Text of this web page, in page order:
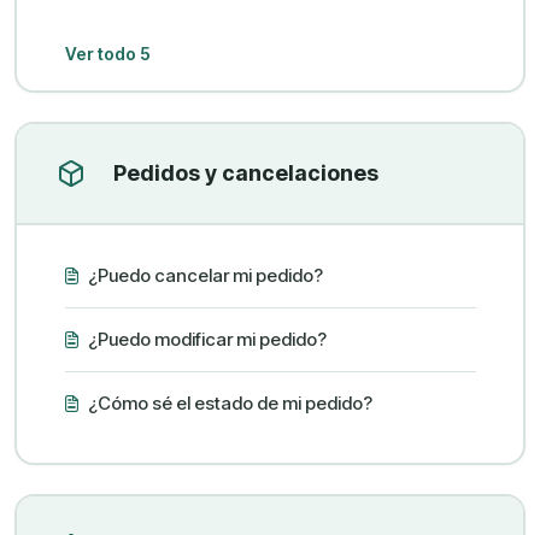
Ver todo 5
Pedidos y cancelaciones
¿Puedo cancelar mi pedido?
¿Puedo modificar mi pedido?
¿Cómo sé el estado de mi pedido?